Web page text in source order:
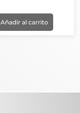
Añadir al carrito